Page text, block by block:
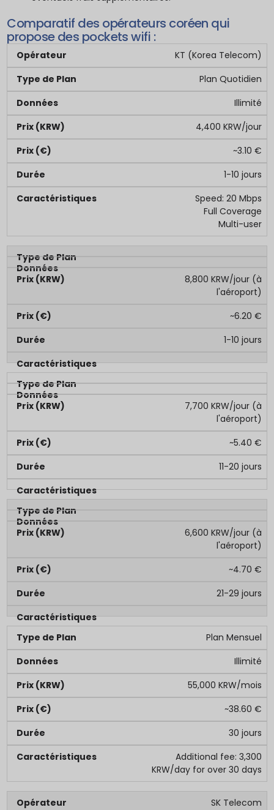
Comparatif des opérateurs coréen qui
propose des pockets wifi :
KT (Korea Telecom)
Plan Quotidien
Illimité
4,400 KRW/jour
~3.10 €
1-10 jours
Speed: 20 Mbps
Full Coverage
Multi-user
8,800 KRW/jour (à
l'aéroport)
~6.20 €
1-10 jours
7,700 KRW/jour (à
l'aéroport)
~5.40 €
11-20 jours
6,600 KRW/jour (à
l'aéroport)
~4.70 €
21-29 jours
Plan Mensuel
Illimité
55,000 KRW/mois
~38.60 €
30 jours
Additional fee: 3,300
KRW/day for over 30 days
SK Telecom